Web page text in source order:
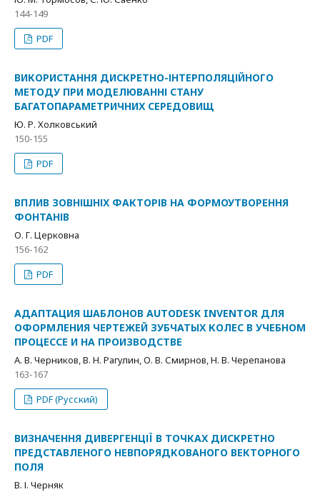
144-149
PDF
ВИКОРИСТАННЯ ДИСКРЕТНО-ІНТЕРПОЛЯЦІЙНОГО
МЕТОДУ ПРИ МОДЕЛЮВАННІ СТАНУ
БАГАТОПАРАМЕТРИЧНИХ СЕРЕДОВИЩ
Ю. Р. Холковський
150-155
PDF
ВПЛИВ ЗОВНІШНІХ ФАКТОРІВ НА ФОРМОУТВОРЕННЯ
ФОНТАНІВ
О. Г. Церковна
156-162
PDF
АДАПТАЦИЯ ШАБЛОНОВ AUTODESK INVENTOR ДЛЯ
ОФОРМЛЕНИЯ ЧЕРТЕЖЕЙ ЗУБЧАТЫХ КОЛЕС В УЧЕБНОМ
ПРОЦЕССЕ И НА ПРОИЗВОДСТВЕ
А. В. Черников, В. Н. Рагулин, О. В. Смирнов, Н. В. Черепанова
163-167
PDF (Русский)
ВИЗНАЧЕННЯ ДИВЕРГЕНЦІЇ В ТОЧКАХ ДИСКРЕТНО
ПРЕДСТАВЛЕНОГО НЕВПОРЯДКОВАНОГО ВЕКТОРНОГО
ПОЛЯ
В. І. Черняк